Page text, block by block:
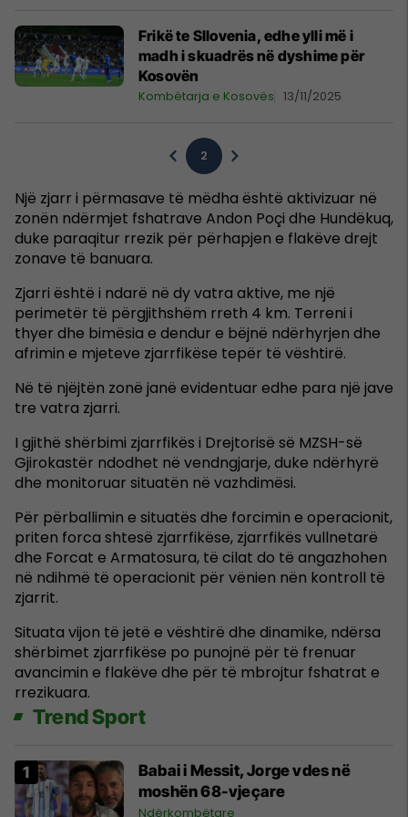
Frikë te Sllovenia, edhe ylli më i
madh i skuadrës në dyshime për
Kosovën
Kombëtarja e Kosovës 13/11/2025
2
Një zjarr i përmasave të mëdha është aktivizuar në
zonën ndërmjet fshatrave Andon Poçi dhe Hundëkuq,
duke paraqitur rrezik për përhapjen e flakëve drejt
zonave të banuara.
Zjarri është i ndarë në dy vatra aktive, me një
perimetër të përgjithshëm rreth 4 km. Terreni i
thyer dhe bimësia e dendur e bëjnë ndërhyrjen dhe
afrimin e mjeteve zjarrfikëse tepër të vështirë.
Në të njëjtën zonë janë evidentuar edhe para një jave
tre vatra zjarri.
I gjithë shërbimi zjarrfikës i Drejtorisë së MZSH-së
Gjirokastër ndodhet në vendngjarje, duke ndërhyrë
dhe monitoruar situatën në vazhdimësi.
Për përballimin e situatës dhe forcimin e operacionit,
priten forca shtesë zjarrfikëse, zjarrfikës vullnetarë
dhe Forcat e Armatosura, të cilat do të angazhohen
në ndihmë të operacionit për vënien nën kontroll të
zjarrit.
Situata vijon të jetë e vështirë dhe dinamike, ndërsa
shërbimet zjarrfikëse po punojnë për të frenuar
avancimin e flakëve dhe për të mbrojtur fshatrat e
rrezikuara.
Trend Sport
Babai i Messit, Jorge vdes në
moshën 68-vjeçare
Ndërkombëtare